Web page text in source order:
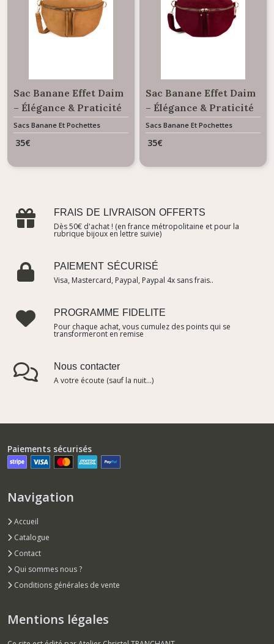
Sac Banane Effet Daim
– Élégance & Praticité
- couleur camel
Sacs Banane Et Pochettes
35€
Sac Banane Effet Daim
– Élégance & Praticité
- couleur bordeaux
Sacs Banane Et Pochettes
35€
FRAIS DE LIVRAISON OFFERTS
Dès 50€ d'achat ! (en france métropolitaine et pour la
rubrique bijoux en lettre suivie)
PAIEMENT SÉCURISÉ
Visa, Mastercard, Paypal, Paypal 4x sans frais..
PROGRAMME FIDELITE
Pour chaque achat, vous cumulez des points qui se
transformeront en remise
Nous contacter
A votre écoute (sauf la nuit...)
Paiements sécurisés
Navigation
Accueil
Catalogue
Contact
Qui sommes nous ?
Conditions générales de vente
Mentions légales